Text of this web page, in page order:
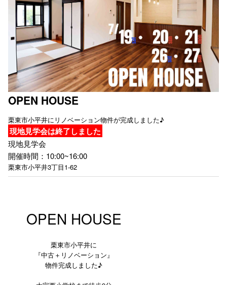
OPEN HOUSE
栗東市小平井にリノベーション物件が完成しました♪
現地見学会は終了しました
現地見学会
開催時間：10:00~16:00
栗東市小平井3丁目1-62
OPEN HOUSE
栗東市小平井に
『中古＋リノベーション』
物件完成しました♪